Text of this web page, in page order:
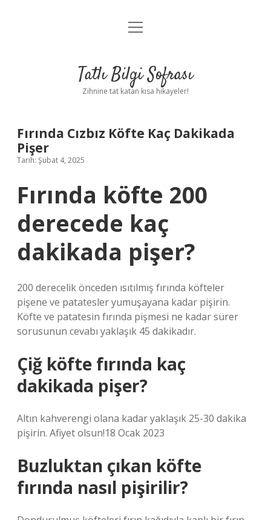
Anasayfa
Yasal Uyarı
menüyü
Tatlı Bilgi Sofrası
Zihnine tat katan kısa hikayeler!
Fırında Cızbız Köfte Kaç Dakikada
Pişer
Tarih: Şubat 4, 2025
Fırında köfte 200
derecede kaç
dakikada pişer?
200 derecelik önceden ısıtılmış fırında köfteler
pişene ve patatesler yumuşayana kadar pişirin.
Köfte ve patatesin fırında pişmesi ne kadar sürer
sorusunun cevabı yaklaşık 45 dakikadır.
Çiğ köfte fırında kaç
dakikada pişer?
Altın kahverengi olana kadar yaklaşık 25-30 dakika
pişirin. Afiyet olsun!18 Ocak 2023
Buzluktan çıkan köfte
fırında nasıl pişirilir?